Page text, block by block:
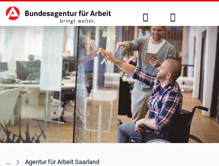
zu den Hauptinhalten springen
Hauptnavigation Suche Anmelden
Agentur für Arbeit Saarland